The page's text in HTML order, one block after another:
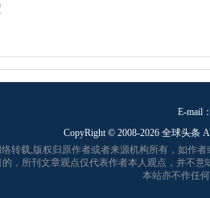
E-mail
CopyRight © 2008-2026 全球头条
转载,版权归原作者或者来源机构所有，如作
，所刊文章观点仅代表作者本人观点，并不
本站亦不作任